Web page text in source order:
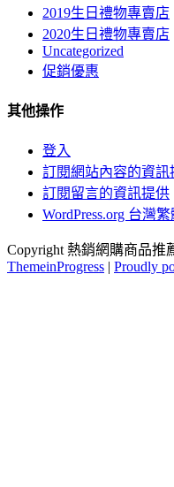
2019生日禮物專賣店
2020生日禮物專賣店
Uncategorized
促銷優惠
其他操作
登入
訂閱網站內容的資訊
訂閱留言的資訊提供
WordPress.org 台灣
Copyright 熱銷網購商品推
ThemeinProgress | Proudly